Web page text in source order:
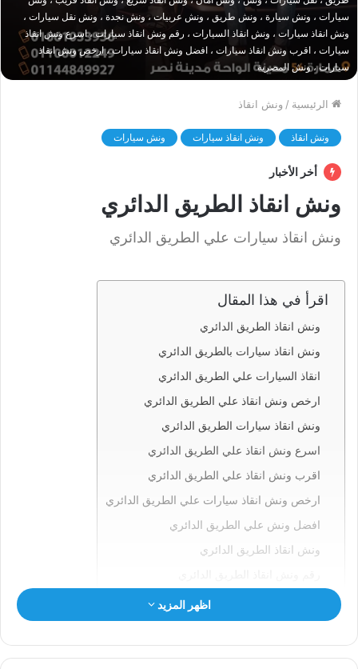
سيارات ، ونش سيارة ، ونش طريق ، ونش عربيات ، ونش نجدة ، ونش نقل سيارات ،
ونش انقاذ سيارات ، ونش انقاذ السيارات ، رقم ونش انقاذ سيارات ، اسرع ونش انقاذ
سيارات ، اقرب ونش انقاذ سيارات ، افضل ونش انقاذ سيارات ، ارخص ونش انقاذ
سيارات ، ونش المصرية
الرئيسية / ونش انقاذ
ونش انقاذ ونش انقاذ سيارات ونش سيارات
أخر الأخبار
ونش انقاذ الطريق الدائري
ونش انقاذ سيارات علي الطريق الدائري
اقرأ في هذا المقال
ونش انقاذ الطريق الدائري
ونش انقاذ سيارات بالطريق الدائري
انقاذ السيارات علي الطريق الدائري
ارخص ونش انقاذ علي الطريق الدائري
ونش انقاذ سيارات الطريق الدائري
اسرع ونش انقاذ علي الطريق الدائري
اقرب ونش انقاذ علي الطريق الدائري
ارخص ونش انقاذ سيارات علي الطريق الدائري
افضل ونش علي الطريق الدائري
ونش انقاذ الطريق الدائري
ونش علي الطريق الدائري
ونش سيارات الطريق الدائري
انقاذ السيارات بالطريق الدائري
اظهر المزيد